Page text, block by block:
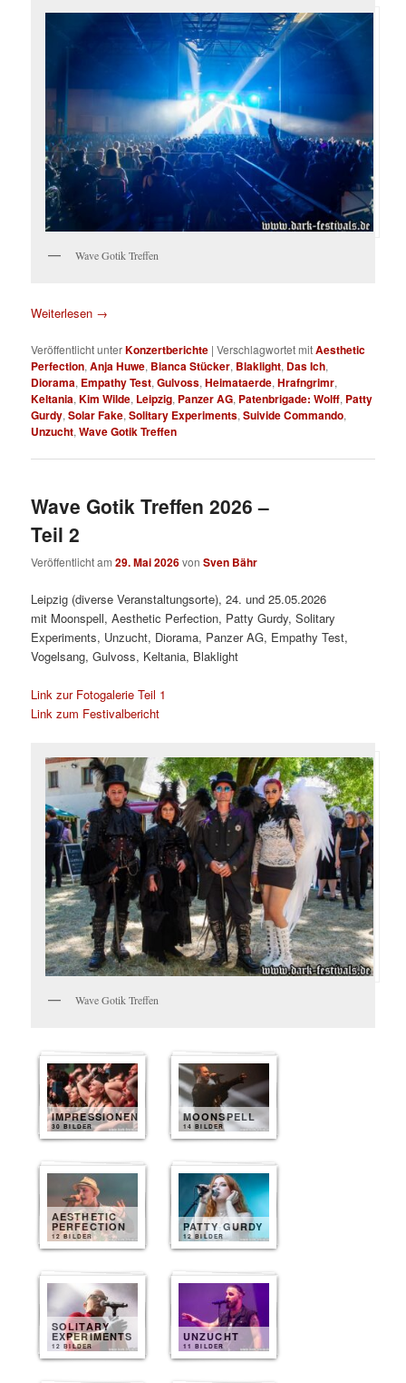
Wave Gotik Treffen
Weiterlesen →
Veröffentlicht unterKonzertberichte |Verschlagwortet mitAesthetic
Perfection,Anja Huwe, Bianca Stücker, Blaklight, Das Ich,
Diorama, Empathy Test,Gulvoss,Heimataerde,Hrafngrimr,
Keltania,Kim Wilde, Leipzig, Panzer AG, Patenbrigade: Wolff, Patty
Gurdy,Solar Fake,Solitary Experiments,Suivide Commando,
Unzucht,Wave Gotik Treffen
Wave Gotik Treffen 2026 –
Teil 2
Veröffentlicht am29. Mai 2026vonSven Bähr
Leipzig (diverse Veranstaltungsorte), 24. und 25.05.2026
mit Moonspell, Aesthetic Perfection, Patty Gurdy, Solitary
Experiments, Unzucht, Diorama, Panzer AG, Empathy Test,
Vogelsang, Gulvoss, Keltania, Blaklight
Link zur Fotogalerie Teil 1
Link zum Festivalbericht
Wave Gotik Treffen
IMPRESSIONEN
30 BILDER
MOONSPELL
14 BILDER
AESTHETIC
PERFECTION
12 BILDER
PATTY GURDY
12 BILDER
SOLITARY
EXPERIMENTS
12 BILDER
UNZUCHT
11 BILDER